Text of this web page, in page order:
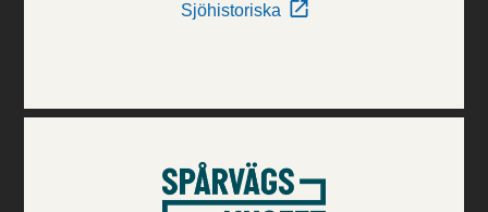
Sjöhistoriska